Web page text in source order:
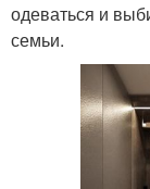
одеваться и
семьи.